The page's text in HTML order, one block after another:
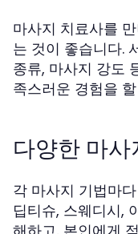
마사지 치료사를
는 것이 좋습니다.
종류, 마사지 강도
족스러운 경험을
다양한 마
각 마사지 기법마
딥티슈, 스웨디시,